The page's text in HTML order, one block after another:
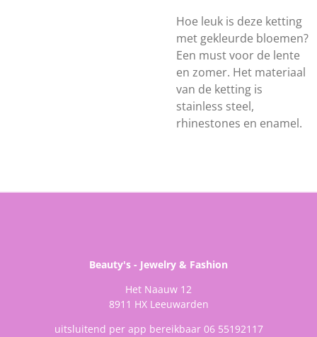
Hoe leuk is deze ketting
met gekleurde bloemen?
Een must voor de lente
en zomer. Het materiaal
van de ketting is
stainless steel,
rhinestones en enamel.
Beauty's - Jewelry & Fashion
Het Naauw 12
8911 HX Leeuwarden
uitsluitend per app bereikbaar 06 55192117